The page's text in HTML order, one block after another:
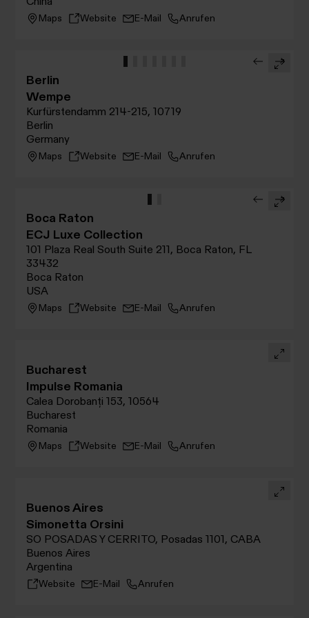
Maps Website E-Mail Anrufen
Berlin
Wempe
Kurfürstendamm 214-215, 10719
Berlin
Germany
Maps Website E-Mail Anrufen
Boca Raton
ECJ Luxe Collection
101 Plaza Real South Suite 211, Boca Raton, FL
33432
Boca Raton
USA
Maps Website E-Mail Anrufen
Bucharest
Impulse Romania
Calea Dorobanți 153, 10564
Bucharest
Romania
Maps Website E-Mail Anrufen
Buenos Aires
Simonetta Orsini
SO POSADAS Y CERRITO, Posadas 1101, CABA
Buenos Aires
Argentina
Website E-Mail Anrufen